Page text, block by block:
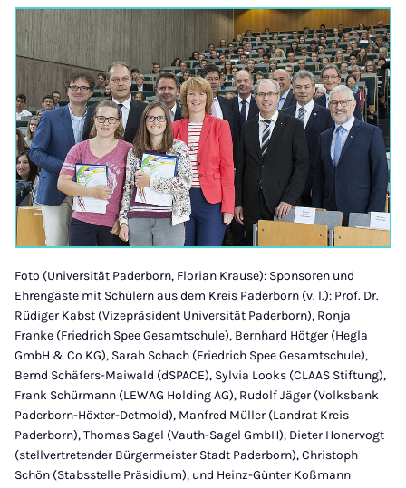
Foto (Universität Paderborn, Florian Krause): Sponsoren und
Ehrengäste mit Schülern aus dem Kreis Paderborn (v. l.): Prof. Dr.
Rüdiger Kabst (Vizepräsident Universität Paderborn), Ronja
Franke (Friedrich Spee Gesamtschule), Bernhard Hötger (Hegla
GmbH & Co KG), Sarah Schach (Friedrich Spee Gesamtschule),
Bernd Schäfers-Maiwald (dSPACE), Sylvia Looks (CLAAS Stiftung),
Frank Schürmann (LEWAG Holding AG), Rudolf Jäger (Volksbank
Paderborn-Höxter-Detmold), Manfred Müller (Landrat Kreis
Paderborn), Thomas Sagel (Vauth-Sagel GmbH), Dieter Honervogt
(stellvertretender Bürgermeister Stadt Paderborn), Christoph
Schön (Stabsstelle Präsidium), und Heinz-Günter Koßmann